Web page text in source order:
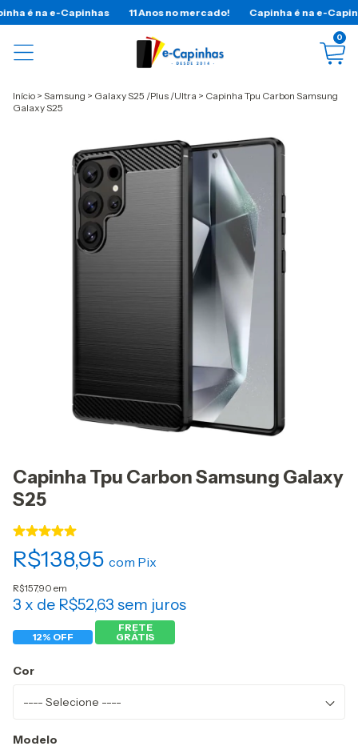
é na e-Capinhas 11 Anos no mercado! Capinha é na e-Capinhas
0
Início > Samsung > Galaxy S25 /Plus /Ultra > Capinha Tpu Carbon Samsung
Galaxy S25
Capinha Tpu Carbon Samsung Galaxy
S25
R$138,95 com Pix
R$157,90 em
3 x de R$52,63 sem juros
12% OFF
FRETE
GRÁTIS
Cor
Modelo